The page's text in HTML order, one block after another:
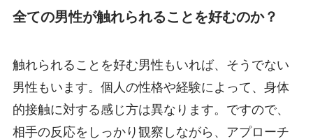
全ての男性が触れられることを好むのか？
触れられることを好む男性もいれば、そうでない
男性もいます。個人の性格や経験によって、身体
的接触に対する感じ方は異なります。ですので、
相手の反応をしっかり観察しながら、アプローチ